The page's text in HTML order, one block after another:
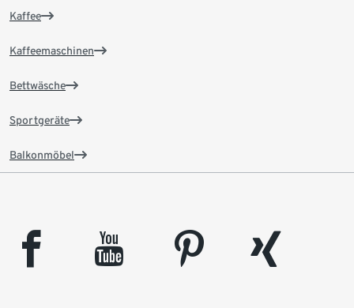
Kaffee
Kaffeemaschinen
Bettwäsche
Sportgeräte
Balkonmöbel
facebook youtube pinterest
xing